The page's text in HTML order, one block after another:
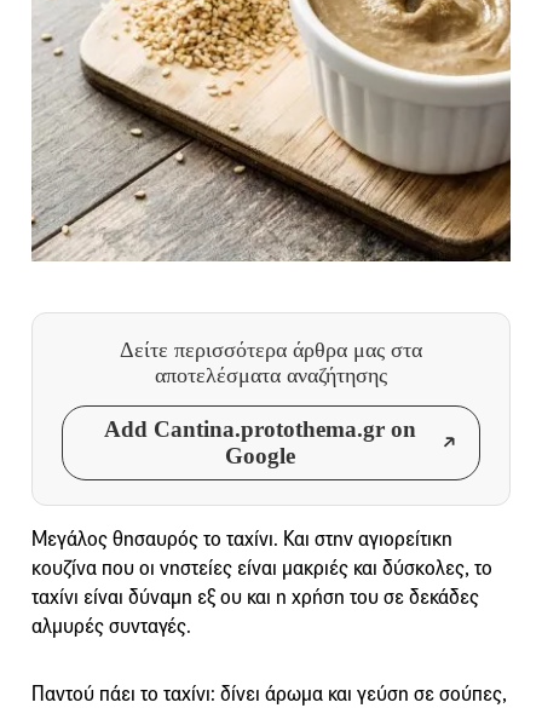
Δείτε περισσότερα άρθρα μας στα
αποτελέσματα αναζήτησης
Add Cantina.protothema.gr on
Google
Μεγάλος θησαυρός το ταχίνι. Και στην αγιορείτικη
κουζίνα που οι νηστείες είναι μακριές και δύσκολες, το
ταχίνι είναι δύναμη εξ ου και η χρήση του σε δεκάδες
αλμυρές συνταγές.
Παντού πάει το ταχίνι: δίνει άρωμα και γεύση σε σούπες,